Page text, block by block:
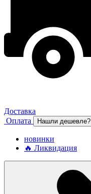
Доставка
Оплата
Нашли дешевле?
новинки
🔥 Ликвидация